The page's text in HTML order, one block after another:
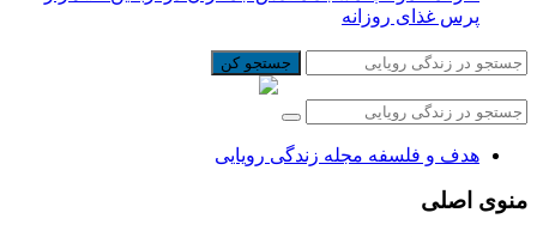
پرس غذای روزانه
جستجو کن
هدف و فلسفه مجله زندگی رویایی
منوی اصلی